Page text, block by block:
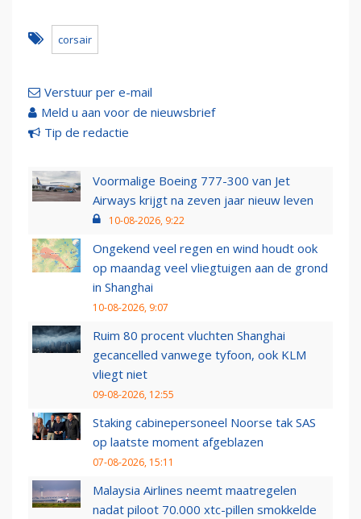
corsair
Verstuur per e-mail
Meld u aan voor de nieuwsbrief
Tip de redactie
Voormalige Boeing 777-300 van Jet
Airways krijgt na zeven jaar nieuw leven
10-08-2026, 9:22
Ongekend veel regen en wind houdt ook
op maandag veel vliegtuigen aan de grond
in Shanghai
10-08-2026, 9:07
Ruim 80 procent vluchten Shanghai
gecancelled vanwege tyfoon, ook KLM
vliegt niet
09-08-2026, 12:55
Staking cabinepersoneel Noorse tak SAS
op laatste moment afgeblazen
07-08-2026, 15:11
Malaysia Airlines neemt maatregelen
nadat piloot 70.000 xtc-pillen smokkelde